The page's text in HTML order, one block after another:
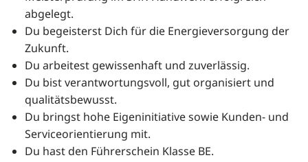
abgelegt.
Du begeisterst Dich für die Energieversorgung der
Zukunft.
Du arbeitest gewissenhaft und zuverlässig.
Du bist verantwortungsvoll, gut organisiert und
qualitätsbewusst.
Du bringst hohe Eigeninitiative sowie Kunden- und
Serviceorientierung mit.
Du hast den Führerschein Klasse BE.